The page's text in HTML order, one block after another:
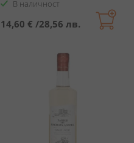
В наличност
14,60 € /28,56 лв.